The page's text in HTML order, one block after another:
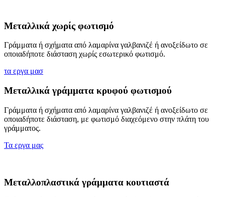
Μεταλλικά χωρίς φωτισμό
Γράμματα ή σχήματα από λαμαρίνα γαλβανιζέ ή ανοξείδωτο σε
οποιαδήποτε διάσταση χωρίς εσωτερικό φωτισμό.
τα εργα μασ
Μεταλλικά γράμματα κρυφού φωτισμού
Γράμματα ή σχήματα από λαμαρίνα γαλβανιζέ ή ανοξείδωτο σε
οποιαδήποτε διάσταση, με φωτισμό διαχεόμενο στην πλάτη του
γράμματος.
Τα εργα μας
Μεταλλοπλαστικά γράμματα κουτιαστά